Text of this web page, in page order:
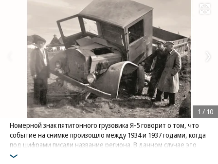
Развернуть
Номерной знак пятитонного грузовика Я-5 говорит о том, что
событие на снимке произошло между 1934 и 1937 годами, когда
под цифрами писали название региона. В данном случае это
Удмуртия. Ситуация банальная — грузовик улетел в кювет,
1 / 10